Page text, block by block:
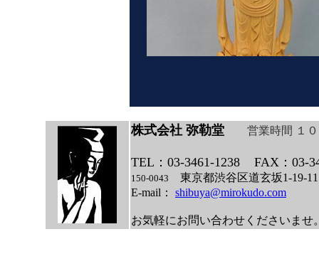
株式会社 弥勒堂 営業時間 １
TEL：03-3461-1238 FAX：03-
150-0043
東京都渋谷区道玄坂1-
E-mail： shibuya@mirokudo.com
お気軽にお問い合わせくださいませ